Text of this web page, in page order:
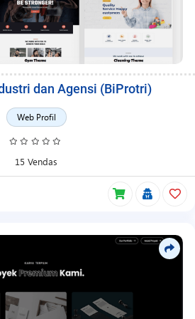
dan Agensi (BiProtri)
Web Profil
15 Vendas